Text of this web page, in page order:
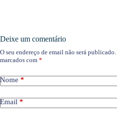
Deixe um comentário
O seu endereço de email não será publicado.
marcados com *
Nome *
Email *